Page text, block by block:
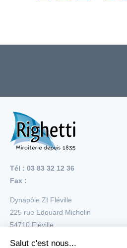
Tél : 03 83 32 12 36
Fax :
Dynapôle ZI Fléville
225 rue Edouard Michelin
54710 Fléville